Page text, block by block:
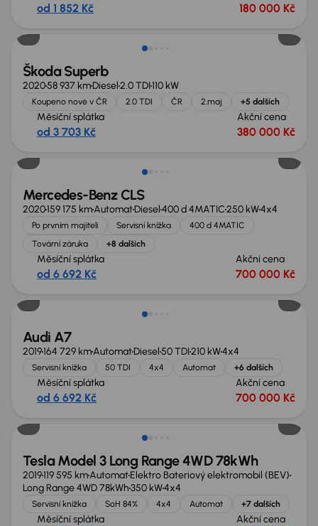
od 1 852 Kč 180 000 Kč
Zlevněno o 10 000 Kč
Škoda Superb
202058 937 kmDiesel2.0 TDI110 kW
Koupeno nové v ČR 2.0 TDI ČR 2.maj +5 dalších
Měsíční splátka
od 3 703 Kč
Akční cena
380 000 Kč
Možnost odpočtu DPH
Mercedes-Benz CLS
2020159 175 kmAutomatDiesel400 d 4MATIC250 kW4x4
Po prvním majiteli Servisní knížka
400 d 4MATIC
Tovární záruka
+8 dalších
Měsíční splátka
od 6 692 Kč
Akční cena
700 000 Kč
Zlevněno o 20 000 Kč
Audi A7
2019164 729 kmAutomatDiesel50 TDI210 kW4x4
Servisní knížka 50 TDI 4x4 Automat +6 dalších
Měsíční splátka
od 6 692 Kč
Akční cena
700 000 Kč
Zlevněno o 10 000 Kč
Tesla Model 3 Long Range 4WD 78kWh
2019119 595 kmAutomatElektro Bateriový elektromobil (BEV)
Long Range 4WD 78kWh350 kW4x4
Servisní knížka SoH 84% 4x4 Automat +7 dalších
Měsíční splátka Akční cena